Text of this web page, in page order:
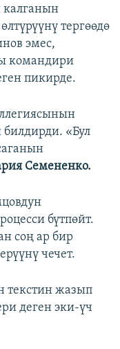
калганын
тергөөдө
эмес,
командири
пикирде.
«Бул
Семененко.
бүтпөйт.
соң ар бир
чечет.
текстин жазып
деген эки-үч